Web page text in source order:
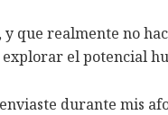
que realmente no
el potencial
durante mis